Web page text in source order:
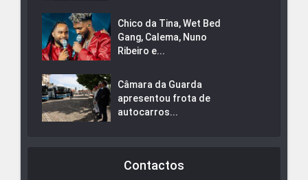
Chico da Tina, Wet Bed
Gang, Calema, Nuno
Ribeiro e...
Câmara da Guarda
apresentou frota de
autocarros...
Contactos